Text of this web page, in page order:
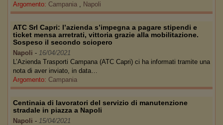
Argomento: Campania , Napoli
ATC Srl Capri: l’azienda s’impegna a pagare stipendi e
ticket mensa arretrati, vittoria grazie alla mobilitazione.
Sospeso il secondo sciopero
Napoli - 16/04/2021
L’Azienda Trasporti Campana (ATC Capri) ci ha informati tramite una
nota di aver inviato, in data…
Argomento: Campania
Centinaia di lavoratori del servizio di manutenzione
stradale in piazza a Napoli
Napoli - 15/04/2021